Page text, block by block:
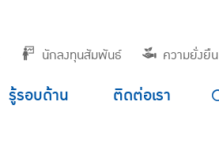
นักลงทุนสัมพันธ์ ความยั่งยืน
รู้รอบด้าน ติดต่อเรา